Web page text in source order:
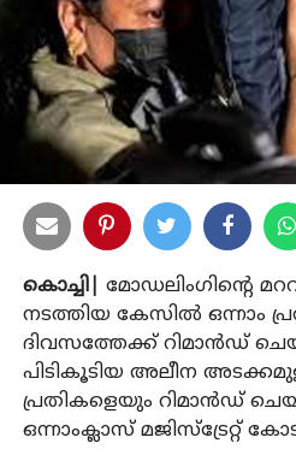
കൊച്ചി|
മോഡലിംഗിന്റെ
നടത്തിയ കേസില്‍ ഒന്നാം
ദിവസത്തേക്ക് റിമാന്‍ഡ്
പിടികൂടിയ അലീന
പ്രതികളെയും റിമാന്‍ഡ്
ഒന്നാംക്ലാസ് മജിസ്ട്രേറ്റ്